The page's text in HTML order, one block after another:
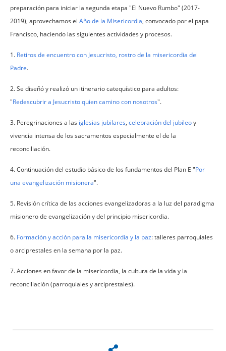
preparación para iniciar la segunda etapa "El Nuevo Rumbo" (2017-
2019), aprovechamos el Año de la Misericordia, convocado por el papa
Francisco, haciendo las siguientes actividades y procesos.
1. Retiros de encuentro con Jesucristo, rostro de la misericordia del
Padre.
2. Se diseñó y realizó un itinerario catequístico para adultos:
"Redescubrir a Jesucristo quien camino con nosotros".
3. Peregrinaciones a las iglesias jubilares, celebración del jubileoy
vivencia intensa de los sacramentos especialmente el de la
reconciliación.
4. Continuación del estudio básico de los fundamentos del Plan E "Por
una evangelización misionera".
5. Revisión crítica de las acciones evangelizadoras a la luz del paradigma
misionero de evangelización y del principio misericordia.
6. Formación y acción para la misericordia y la paz: talleres parroquiales
o arciprestales en la semana por la paz.
7. Acciones en favor de la misericordia, la cultura de la vida y la
reconciliación (parroquiales y arciprestales).